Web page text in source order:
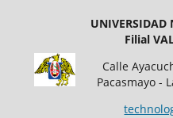
UNIVERSIDAD
Filial
Calle
Pacasmayo -